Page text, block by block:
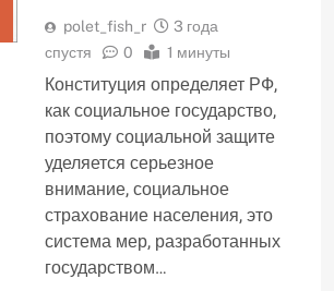
polet_fish_r
3 года
спустя
0 1 минуты
Конституция определяет РФ,
как социальное государство,
поэтому социальной защите
уделяется серьезное
внимание, социальное
страхование населения, это
система мер, разработанных
государством…